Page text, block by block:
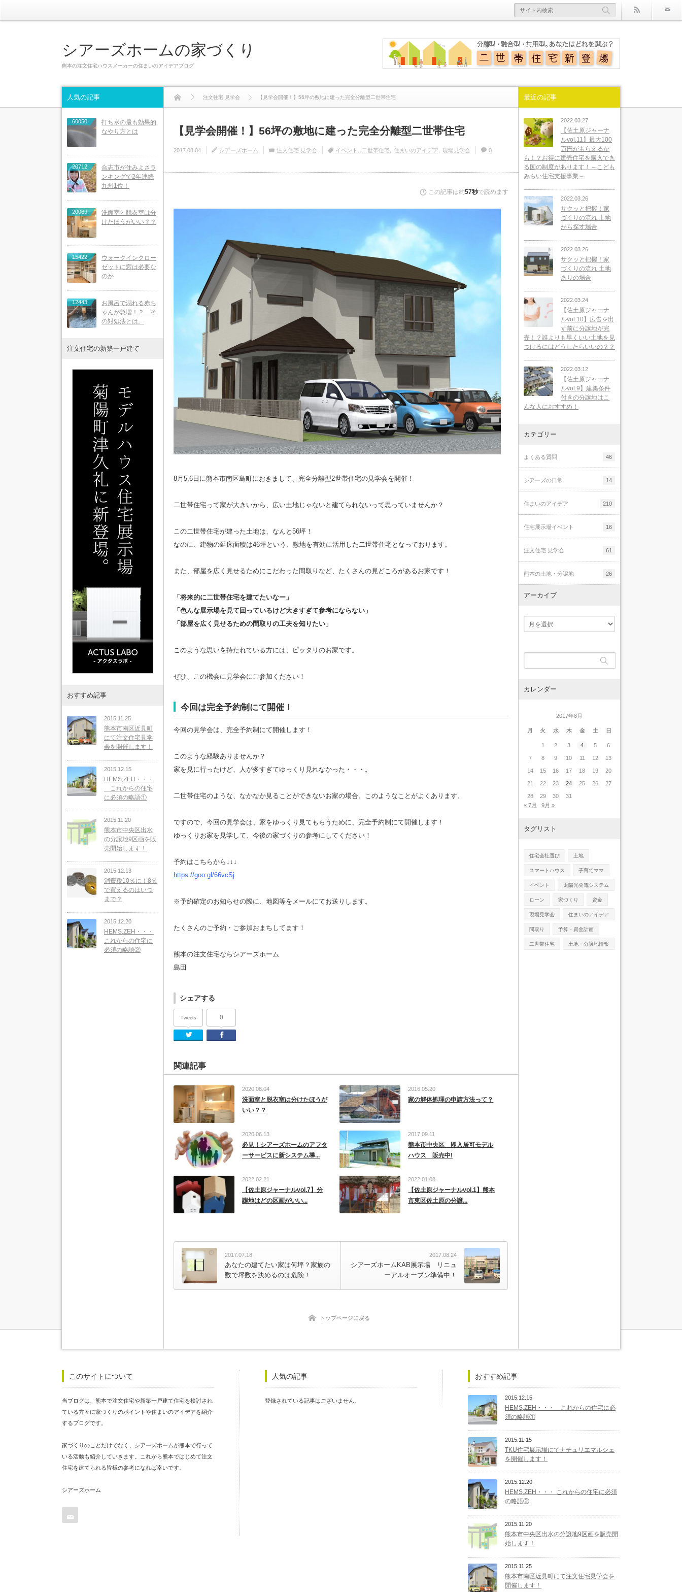
シアーズホームの家づくり
熊本の注文住宅ハウスメーカーの住まいのアイデアブログ
注文住宅 見学会 【見学会開催！】56坪の敷地に建った完全分離型二世帯住宅
【見学会開催！】56坪の敷地に建った完全分離型二世帯住宅
2017.08.04 シアーズホーム 注文住宅 見学会 イベント 二世帯住宅 住まいのアイデア 現場見学会 0
この記事は約57秒で読めます
8月5,6日に熊本市南区島町におきまして、完全分離型2世帯住宅の見学会を開催！
二世帯住宅って家が大きいから、広い土地じゃないと建てられないって思っていませんか？
この二世帯住宅が建った土地は、なんと56坪！
なのに、建物の延床面積は46坪という、敷地を有効に活用した二世帯住宅となっております。
また、部屋を広く見せるためにこだわった間取りなど、たくさんの見どころがあるお家です！
「将来的に二世帯住宅を建てたいなー」
「色んな展示場を見て回っているけど大きすぎて参考にならない」
「部屋を広く見せるための間取りの工夫を知りたい」
このような思いを持たれている方には、ピッタリのお家です。
ぜひ、この機会に見学会にご参加ください！
今回は完全予約制にて開催！
今回の見学会は、完全予約制にて開催します！
このような経験ありませんか？
家を見に行ったけど、人が多すぎてゆっくり見れなかった・・・。
二世帯住宅のような、なかなか見ることができないお家の場合、このようなことがよくあります。
ですので、今回の見学会は、家をゆっくり見てもらうために、完全予約制にて開催します！
ゆっくりお家を見学して、今後の家づくりの参考にしてください！
予約はこちらから↓↓↓
https://goo.gl/66vcSj
※予約確定のお知らせの際に、地図等をメールにてお送りします。
たくさんのご予約・ご参加おまちしてます！
熊本の注文住宅ならシアーズホーム
島田
シェアする
Tweets
Twitter
0
関連記事
2020.08.04
洗面室と脱衣室は分けたほうが
いい？？
2016.05.20
家の解体処理の申請方法って？
2020.06.13
必見！シアーズホームのアフタ
ーサービスに新システム導...
2017.09.11
熊本市中央区 即入居可モデル
ハウス 販売中!
2022.02.21
【佐土原ジャーナルvol.7】分
譲地はどの区画がいい...
2022.01.08
【佐土原ジャーナルvol.1】熊本
市東区佐土原の分譲...
2017.07.18
あなたの建てたい家は何坪？家族の
数で坪数を決めるのは危険！
2017.08.24
シアーズホームKAB展示場 リニュ
ーアルオープン準備中！
トップページに戻る
人気の記事
60050
打ち水の最も効果的
なやり方とは
20712
合志市が住みよさラ
ンキングで2年連続
九州1位！
20069
洗面室と脱衣室は分
けたほうがいい？？
15422
ウォークインクロー
ゼットに窓は必要な
のか
12443
お風呂で溺れる赤ち
ゃんが急増！？ そ
の対処法とは。
注文住宅の新築一戸建て
おすすめ記事
2015.11.25
熊本市南区近見町
にて注文住宅見学
会を開催します！
2015.12.15
HEMS,ZEH・・・
これからの住宅
に必須の略語①
2015.11.20
熊本市中央区出水
の分譲地9区画を販
売開始します！
2015.12.13
消費税10％に！8％
で買えるのはいつ
まで？
2015.12.20
HEMS,ZEH・・・
これからの住宅に
必須の略語②
最近の記事
2022.03.27
【佐土原ジャーナ
ルvol.11】最大100
万円がもらえるか
も！？お得に建売住宅を購入でき
る国の制度があります！～こども
みらい住宅支援事業～
2022.03.26
サクッと把握！家
づくりの流れ 土地
から探す場合
2022.03.26
サクッと把握！家
づくりの流れ 土地
ありの場合
2022.03.24
【佐土原ジャーナ
ルvol.10】広告を出
す前に分譲地が完
売！？誰よりも早くいい土地を見
つけるにはどうしたらいいの？？
2022.03.12
【佐土原ジャーナ
ルvol.9】建築条件
付きの分譲地はこ
んな人におすすめ！
カテゴリー
よくある質問 46
シアーズの日常 14
住まいのアイデア 210
住宅展示場イベント 16
注文住宅 見学会 61
熊本の土地・分譲地 26
アーカイブ
カレンダー
2017年8月
月 火 水 木 金 土 日
1 2 3 4 5 6
7 8 9 10 11 12 13
14 15 16 17 18 19 20
21 22 23 24 25 26 27
28 29 30
31
« 7月
9月 »
タグリスト
住宅会社選び 土地
スマートハウス 子育てママ
イベント 太陽光発電システム
ローン 家づくり 資金
現場見学会 住まいのアイデア
間取り 予算・資金計画
二世帯住宅 土地・分譲地情報
このサイトについて
当ブログは、熊本で注文住宅や新築一戸建て住宅を検討され
ている方々に家づくりのポイントや住まいのアイデアを紹介
するブログです。
家づくりのことだけでなく、シアーズホームが熊本で行って
いる活動も紹介していきます。これから熊本ではじめて注文
住宅を建てられる皆様の参考になれば幸いです。
シアーズホーム
人気の記事
登録されている記事はございません。
おすすめ記事
2015.12.15
HEMS,ZEH・・・ これからの住宅に必
須の略語①
2015.11.15
TKU住宅展示場にてナチュリエマルシェ
を開催します！
2015.12.20
HEMS,ZEH・・・ これからの住宅に必須
の略語②
2015.11.20
熊本市中央区出水の分譲地9区画を販売開
始します！
2015.11.25
熊本市南区近見町にて注文住宅見学会を
開催します！